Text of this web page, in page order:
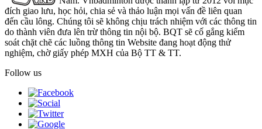
đích giao lưu, học hỏi, chia sẻ và thảo luận mọi vấn đề liên quan
đến cầu lông. Chúng tôi sẽ không chịu trách nhiệm với các thông tin
do thành viên đưa lên trừ thông tin nội bộ. BQT sẽ cố gắng kiểm
soát chặt chẽ các luồng thông tin Website đang hoạt động thử
nghiệm, chờ giấy phép MXH của Bộ TT & TT.
Follow us